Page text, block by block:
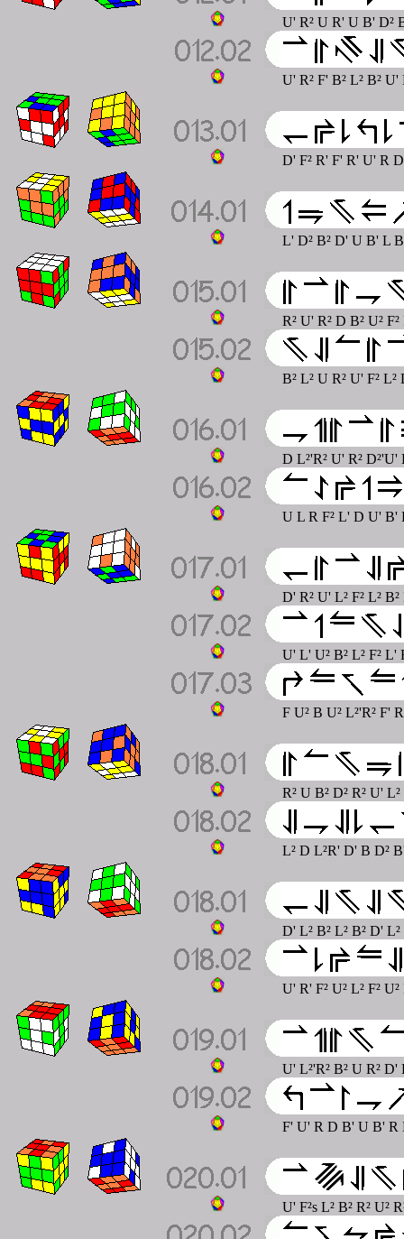
U' R² U R' U B' D²
U' R² F' B² L² B²
D' F² R' F' R' U' R
L' D² B² D' U B' L
R² U' R² D B² U²
B² L² U R² U' F²
D L²'R² U' R²
U L R F² L' D U'
D' R² U' L² F² L²
U' L' U² B² L² F² L'
F U² B U² L²'R² F'
R² U B² D² R² U'
L² D L²R' D' B D²
D' L² B² L² B² D'
U' R' F² U² L² F²
U' L²'R² B² U R²
F' U' R D B' U B' R
U' F²s L² B² R² U²